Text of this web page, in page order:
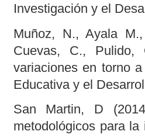
Investigación y el
Muñoz, N., Ayala
Cuevas, C., Pulido,
variaciones en torno
Educativa y el
San Martin, D
metodológicos para